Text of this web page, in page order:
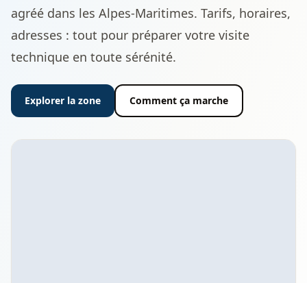
agréé dans les Alpes-Maritimes. Tarifs, horaires,
adresses : tout pour préparer votre visite
technique en toute sérénité.
Explorer la zone Comment ça marche